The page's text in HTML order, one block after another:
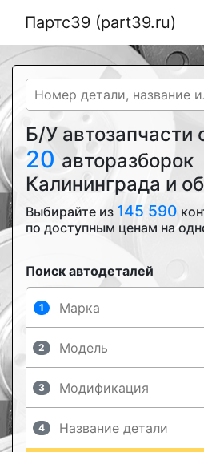
Партс39 (part39.ru)
Б/У автозапчасти
20 авторазборок
Калининграда и
Выбирайте из 145 590
по доступным ценам на
Поиск автодеталей
1
2
3
4